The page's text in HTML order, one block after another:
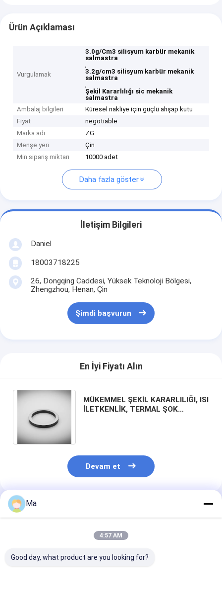
Ürün Açıklaması
Vurgulamak
3.0g/Cm3 silisyum karbür mekanik
salmastra
,
3.2g/cm3 silisyum karbür mekanik
salmastra
,
Şekil Kararlılığı sic mekanik
salmastra
Ambalaj bilgileri
Küresel nakliye için güçlü ahşap kutu
Fiyat
negotiable
Marka adı
ZG
Menşe yeri
Çin
Min sipariş miktarı
10000 adet
Daha fazla göster
İletişim Bilgileri
Daniel
18003718225
26, Dongqing Caddesi, Yüksek Teknoloji Bölgesi,
Zhengzhou, Henan, Çin
Şimdi başvurun
En İyi Fiyatı Alın
MÜKEMMEL ŞEKİL KARARLILIĞI, ISI
İLETKENLİK, TERMAL ŞOK
Devam et
Önerilen Ürünler
Ma
4:57 AM
Good day, what product are you looking for?